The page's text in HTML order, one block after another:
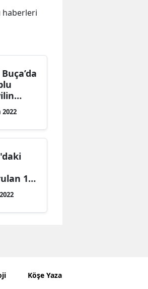
haberleri
2022
16
Köşe Yazarları